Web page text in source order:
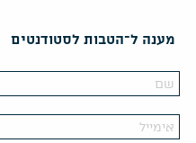
מענה ל־הטבות לסטודנטים